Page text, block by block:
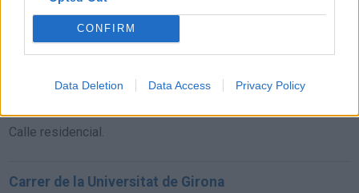
CONFIRM
Data Deletion Data Access Privacy Policy
Carrer de la Universitat de Girona
Calle residencial.
Calle residencial.
Carrer de la Universitat de Girona